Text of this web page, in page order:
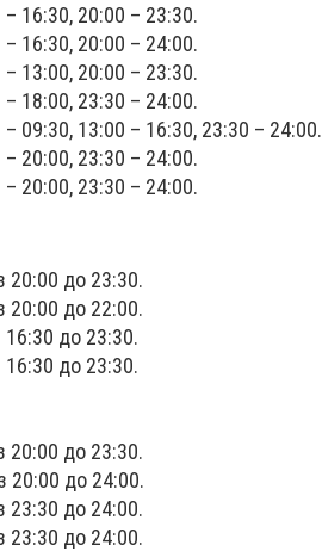
16:30, 20:00 – 23:30.
16:30, 20:00 – 24:00.
13:00, 20:00 – 23:30.
18:00, 23:30 – 24:00.
09:30, 13:00 – 16:30, 23:30 – 24:00.
20:00, 23:30 – 24:00.
20:00, 23:30 – 24:00.
20:00 до 23:30.
20:00 до 22:00.
16:30 до 23:30.
16:30 до 23:30.
20:00 до 23:30.
20:00 до 24:00.
23:30 до 24:00.
23:30 до 24:00.